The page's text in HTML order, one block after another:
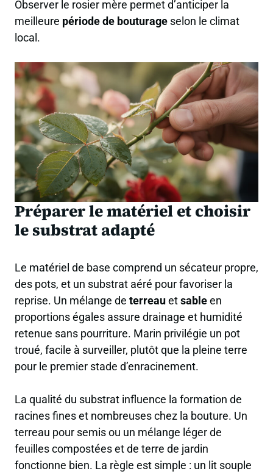
Observer le rosier mère permet d’anticiper la
meilleure période de bouturage selon le climat
local.
Préparer le matériel et choisir
le substrat adapté
Le matériel de base comprend un sécateur propre,
des pots, et un substrat aéré pour favoriser la
reprise. Un mélange de terreauetsableen
proportions égales assure drainage et humidité
retenue sans pourriture. Marin privilégie un pot
troué, facile à surveiller, plutôt que la pleine terre
pour le premier stade d’enracinement.
La qualité du substrat influence la formation de
racines fines et nombreuses chez la bouture. Un
terreau pour semis ou un mélange léger de
feuilles compostées et de terre de jardin
fonctionne bien. La règle est simple : un lit souple